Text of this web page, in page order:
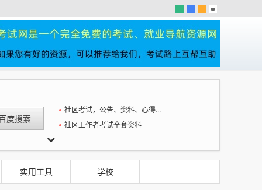
社区考试，公告、资料、心得一站全
社区工作者考试全套资料
实用工具 学校